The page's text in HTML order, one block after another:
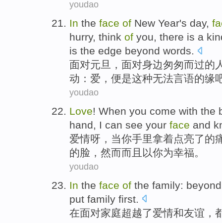
youdao
In the face of New Year's day,
hurry, think of you, there is a
is the edge beyond words.
面对元旦 ，面对身边匆匆而过的
动 ： 爱 ， 便是这种无法言语的缘
youdao
Love! When you come with the
hand, I can see your face and
爱情呀， 当你手里拿着点亮了的
的脸 ，然而而且以你为幸福。
youdao
In the face of the family: beyond
put family first
在面对家庭超越了爱情和友谊 ，